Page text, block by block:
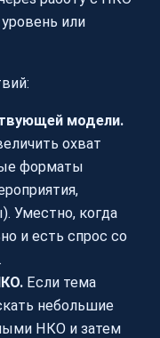
или
модели.
охват
форматы
Уместно, когда
и есть спрос со
Если тема
небольшие
НКО и затем